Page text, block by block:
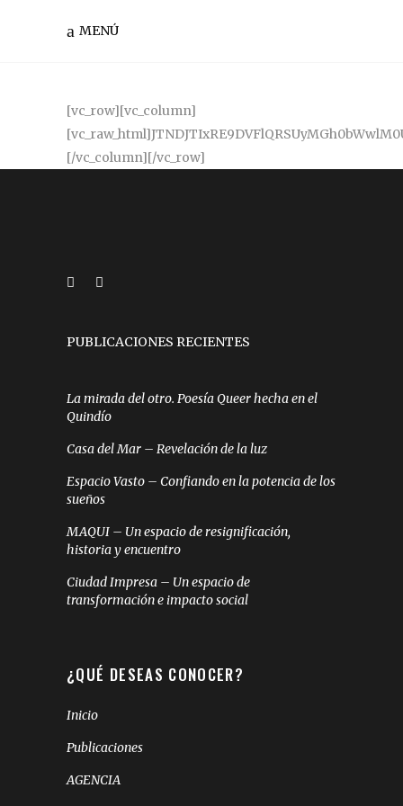
MENÚ
[vc_row][vc_column][vc_raw_html]JTNDJTIxRE9DVFlQRSUyMGh0bWwlM0UlMEElM0NodG1sJTIwbGFuZyUzRCUyMmVzJTIyJTNFJTBBJTBBJTNDaGVhZCUzRSUwQSUyMCUyMCUzQ21ldGElMjBjaGFyc2V0JTNEJTIydXRmLTglMjIlM0UlMEElMjAlMjAlM0NtZXRhJTIwaHR0cC1lcXVpdiUzRCUyMlgtVUEtQ29tcGF0aWJsZSUyMiUyMGNvbnRlbnQlM0QlMjJJRSUzRGVkZ2UlMjIlM0UlMEElMjAlMjAlM0NtZXRhJTIwbmFtZSUzRCUyMnZpZXdwb3J0JTIyJTIwY29udGVudCUzRCUyMndpZHRoJTNEZGV2aWNlLXdpZHRoJTJDJTIwaW5pdGlhbC1zY2FsZSUzRDElMjIlM0UlMEElMjAlMjAlM0MlMjEtLSUyMFRoZSUyMGFib3ZlJTIwMyUyMG1ldGElMjB0YWdzJTIwJTJBbXVzdCUyQSUyMGNvbWUlMjBmaXJzdCUyMGluJTIwdGhlJTIwaGVhZCUzQiUyMGFueSUyMG90aGVyJTIwaGVhZCUyMGNvbnRlbnQlMjBtdXN0JTIwY29tZSUyMCUyQWFmdGVyJTJBJTIwdGhlc2UlMjB0YWdzJTIwLS0lM0UlMEElMjAlMjAlM0N0aXRsZSUzRUZvcm11bGFyaW8lMjBQcnVlYmFzJTIwUmVzcHVlc3RhJTNDJTJGdGl0bGUlM0UlMEElMjAlMjAlM0MlMjEtLSUyMEJvb3RzdHJhcCUyMC0tJTNFJTBBJTIwJTIwJTNDbGluayUyMGhyZWYlM0QlMjJodHRwcyUzQSUyRiUyRm1heGNkbi5ib290c3RyYXBjZG4uY29tJTJGYm9vdHN0cmFwJTJGMy4zLjclMkZjc3MlMkZib290c3RyYXAubWluLmNzcyUyMiUyMHJlbCUzRCUyMnN0eWxlc2hlZXQlMjIlM0UlMEElMjAlMjAlM0NsaW5rJTIwaHJlZiUzRCUyMmh0dHBzJTNBJTJGJTJGbWF4Y2RuLmJvb3RzdHJhcGNkbi5jb20lMkZmb250LWF3ZXNvbWUlMkY0LjcuMCUyRmNzcyUyRmZvbnQtYXdlc29tZS5taW4uY3NzJTIyJTIwcmVsJTNEJTIyc3R5bGVzaGVldCUyMiUzRSUwQSUyMCUyMCUzQyUyMS0tJTIwSFRNTDUlMjBzaGltJTIwYW5kJTIwUmVzcG9uZC5qcyUyMGZvciUyMElFOCUyMHN1cHBvcnQlMjBvZiUyMEhUTUw1JTIwZWxlbWVudHMlMjBhbmQlMjBtZWRpYSUyMHF1ZXJpZXMlMjAtLSUzRSUwQSUyMCUyMCUzQyUyMS0tJTIwV0FSTklORyUzQSUyMFJlc3BvbmQuanMlMjBkb2VzbiUyN3QlMjB3b3JrJTIwaWYlMjB5b3UlMjB2aWV3JTIwdGhlJTIwcGFnZSUyMHZpYSUyMGZpbGUlM0ElMkYlMkYlMjAtLSUzRSUwQSUyMCUyMCUzQyUyMS0tJTVCaWYlMjBsdCUyMElFJTIwOSU1RCUzRSUwQSUyMCUyMCUzQ3NjcmlwdCUyMHNyYyUzRCUyMmh0dHBzJTNBJTJGJTJGb3NzLm1heGNkbi5jb20lMkZodG1sNXNoaXYlMkYzLjcuMiUyRmh0bWw1c2hpdi5taW4uanMlMjIlM0UlM0MlMkZzY3JpcHQlM0UlMEElMjAlMjAlM0NzY3JpcHQlMjBzcmMlM0QlMjJodHRwcyUzQSUyRiUyRm9zcy5tYXhjZG4uY29tJTJGcmVzcG9uZCUyRjEuNC4yJTJGcmVzcG9uZC5taW4uanMlMjIlM0UlM0MlMkZzY3JpcHQlM0UlMEElMjAlMjAlM0MlMjElNUJlbmRpZiU1RC0tJTNFJTBBJTNDJTJGaGVhZCUzRSUwQSUwQSUzQ2JvZHklM0UlMEElMjAlMjAlM0NoZWFkZXIlMjBpZCUzRCUyMm1haW4taGVhZGVyJTIyJTIwc3R5bGUlM0QlMjJtYXJnaW4tdG9wJTNBMjBweCUyMiUzRSUwQSUyMCUyMCUyMCUyMCUzQ2RpdiUyMGNsYXNzJTNEJTIycm93JTIyJTNFJTBBJTIwJTIwJTIwJTIwJTIwJTIwJTNDZGl2JTIwY2xhc3MlM0QlMjJjb2wtbGctMTIlMjBmcmFuamElMjIlM0UlMEElMjAlMjAlMjAlMjAlMjAlMjAlMjAlMjAlM0NpbWclMjBjbGFzcyUzRCUyMmNlbnRlci1ibG9jayUyMiUyMHNyYyUzRCUyMmh0dHBzJTNBJTJGJTJGYXJjaGl2by5sYWFhby5jb20lMkZ3cC1jb250ZW50JTJGdXBsb2FkcyUyRjIwMjMlMkYwNCUyRkxvZ28tZmluYWwtTEFBQU8tMjAyMi0yLnBuZyUyMiUyMHN0eWxlJTNEJTIyJTIyJTNFJTBBJTIwJTIwJTIwJTIwJTIwJTIwJTNDJTJGZGl2JTNFJTBBJTIwJTIwJTIwJTIwJTNDJTJGZGl2JTNFJTBBJTIwJTIwJTNDJTJGaGVhZGVyJTNFJTBBJTIwJTIwJTNDZGl2JTIwY2xhc3MlM0QlMjJjb250YWluZXIlMjIlM0UlMEElMjAlMjAlMjAlMjAlM0NkaXYlMjBjbGFzcyUzRCUyMnJvdyUyMiUyMHN0eWxlJTNEJTIybWFyZ2luLXRvcCUzQTIwcHglMjIlM0UlMEElMjAlMjAlMjAlMjAlMjAlMjAlM0NkaXYlMjBjbGFzcyUzRCUyMmNvbC1sZy04JTIwY29sLWxnLW9mZnNldC0yJTIwJTIyJTNFJTBBJTIwJTIwJTIwJTIwJTIwJTIwJTIwJTIwJTNDaDQlMjBzdHlsZSUzRCUyMnRleHQtYWxpZ24lM0FsZWZ0JTIyJTNFJTIwUmVzcHVlc3RhJTIwZGUlMjBsYSUyMFRyYW5zYWNjaSVDMyVCM24lMjAlM0MlMkZoNCUzRSUwQSUyMCUyMCUyMCUyMCUyMCUyMCUyMCUyMCUzQ2hyJTNFJTBBJTIwJTIwJTIwJTIwJTIwJTIwJTNDJTJGZGl2JTNFJTBBJTIwJTIwJTIwJTIwJTIwJTIwJTNDZGl2JTIwY2xhc3MlM0QlMjJjb2wtbGctOCUyMGNvbC1sZy1vZmZzZXQtMiUyMCUyMiUzRSUwQSUyMCUyMCUyMCUyMCUyMCUyMCUyMCUyMCUzQ2RpdiUyMGNsYXNzJTNEJTIydGFibGUtcmVzcG9uc2l2ZSUyMiUzRSUwQSUyMCUyMCUyMCUyMCUyMCUyMCUyMCUyMCUyMCUyMCUzQ3RhYmxlJTIwY2xhc3MlM0QlMjJ0YWJsZSUyMHRhYmxlLWJvcmRlcmVkJTIyJTNFJTBBJTIwJTIwJTIwJTIwJTIwJTIwJTIwJTIwJTIwJTIwJTIwJTIwJTNDdGJvZHklM0UlMEElMjAlMjAlMjAlMjAlMjAlMjAlMjAlMjAlMjAlMjAlMjAlMjAlMjAlMjAlM0N0ciUzRSUwQSUyMCUyMCUyMCUyMCUyMCUyMCUyMCUyMCUyMCUyMCUyMCUyMCUyMCUyMCUyMCUyMCUzQ3RkJTNFUmVmZXJlbmNpYSUzQyUyRnRkJTNFJTBBJTIwJTIwJTIwJTIwJTIwJTIwJTIwJTIwJTIwJTIwJTIwJTIwJTIwJTIwJTIwJTIwJTNDdGQlMjBpZCUzRCUyMnJlZmVyZW5jaWElMjIlM0UlM0MlMkZ0ZCUzRSUwQSUyMCUyMCUyMCUyMCUyMCUyMCUyMCUyMCUyMCUyMCUyMCUyMCUyMCUyMCUzQyUyRnRyJTNFJTBBJTIwJTIwJTIwJTIwJTIwJTIwJTIwJTIwJTIwJTIwJTIwJTIwJTIwJTIwJTNDdHIlM0UlMEElMjAlMjAlMjAlMjAlMjAlMjAlMjAlMjAlMjAlMjAlMjAlMjAlMjAlMjAlMjAlMjAlM0N0ZCUyMGNsYXNzJTNEJTIyYm9sZCUyMiUzRUZlY2hhJTNDJTJGdGQlM0UlMEElMjAlMjAlMjAlMjAlMjAlMjAlMjAlMjAlMjAlMjAlMjAlMjAlMjAlMjAlMjAlMjAlM0N0ZCUyMGlkJTNEJTIyZmVjaGElMjIlMjBjbGFzcyUzRCUyMiUyMiUzRSUzQyUyRnRkJTNFJTBBJTIwJTIwJTIwJTIwJTIwJTIwJTIwJTIwJTIwJTIwJTIwJTIwJTIwJTIwJTNDJTJGdHIlM0UlMEElMjAlMjAlMjAlMjAlMjAlMjAlMjAlMjAlMjAlMjAlMjAlMjAlMjAlMjAlM0N0ciUzRSUwQSUyMCUyMCUyMCUyMCUyMCUyMCUyMCUyMCUyMCUyMCUyMCUyMCUyMCUyMCUyMCUyMCUzQ3RkJTNFUmVzcHVlc3RhJTNDJTJGdGQlM0UlMEElMjAlMjAlMjAlMjAlMjAlMjAlMjAlMjAlMjAlMjAlMjAlMjAlMjAlMjAlMjAlMjAlM0N0ZCUyMGlkJTNEJTIycmVzcHVlc3RhJTIyJTNFJTNDJTJGdGQlM0UlMEElMjAlMjAlMjAlMjAlMjAlMjAlMjAlMjAlMjAlMjAlMjAlMjAlMjAlMjAlM0MlMkZ0ciUzRSUwQSUyMCUyMCUyMCUyMCUyMCUyMCUyMCUyMCUyMCUyMCUyMCUyMCUyMCUyMCUzQ3RyJTNFJTBBJTIwJTIwJTIwJTIwJTIwJTIwJTIwJTIwJTIwJTIwJTIwJTIwJTIwJTIwJTIwJTIwJTNDdGQlM0VNb3Rpdm8lM0MlMkZ0ZCUzRSUwQSUyMCUyMCUyMCUyMCUyMCUyMCUyMCUyMCUyMCUyMCUyMCUyMCUyMCUyMCUyMCUyMCUzQ3RkJTIwaWQlM0QlMjJtb3Rpdm8lMjIlM0UlM0MlMkZ0ZCUzRSUwQSUyMCUyMCUyMCUyMCUyMCUyMCUyMCUyMCUyMCUyMCUyMCUyMCUyMCUyMCUzQyUyRnRyJTNFJTBBJTIwJTIwJTIwJTIwJTIwJTIwJTIwJTIwJTIwJTIwJTIwJTIwJTIwJTIwJTNDdHIlM0UlMEElMjAlMjAlMjAlMjAlMjAlMjAlMjAlMjAlMjAlMjAlMjAlMjAlMjAlMjAlMjAlMjAlM0N0ZCUyMGNsYXNzJTNEJTIyYm9sZCUyMiUzRUJhbmNvJTNDJTJGdGQlM0UlMEElMjAlMjAlMjAlMjAlMjAlMjAlMjAlMjAlMjAlMjAlMjAlMjAlMjAlMjAlMjAlMjAlM0N0ZCUyMGNsYXNzJTNEJTIyJTIyJTIwaWQlM0QlMjJiYW5jbyUyMiUzRSUwQSUyMCUyMCUyMCUyMCUyMCUyMCUyMCUyMCUyMCUyMCUyMCUyMCUyMCUyMCUzQyUyRnRyJTNFJTBBJTIwJTIwJTIwJTIwJTIwJTIwJTIwJTIwJTIwJTIwJTIwJTIwJTIwJTIwJTNDdHIlM0UlMEElMjAlMjAlMjAlMjAlMjAlMjAlMjAlMjAlMjAlMjAlMjAlMjAlMjAlMjAlMjAlMjAlM0N0ZCUyMGNsYXNzJTNEJTIyYm9sZCUyMiUzRVJlY2libyUzQyUyRnRkJTNFJTBBJTIwJTIwJTIwJTIwJTIwJTIwJTIwJTIwJTIwJTIwJTIwJTIwJTIwJTIwJTIwJTIwJTNDdGQlMjBpZCUzRCUyMnJlY2libyUyMiUzRSUzQyUyRnRkJTNFJTBBJTIwJTIwJTIwJTIwJTIwJTIwJTIwJTIwJTIwJTIwJTIwJTIwJTIwJTIwJTNDJTJGdHIlM0UlMEElMjAlMjAlMjAlMjAlMjAlMjAlMjAlMjAlMjAlMjAlMjAlMjAlMjAlMjAlM0N0ciUzRSUwQSUyMCUyMCUyMCUyMCUyMCUyMCUyMCUyMCUyMCUyMCUyMCUyMCUyMCUyMCUyMCUyMCUzQ3RkJTIwY2xhc3MlM0QlMjJib2xkJTIyJTNFVG90YWwlM0MlMkZ0ZCUzRSUwQSUyMCUyMCUyMCUyMCUyMCUyMCUyMCUyMCUyMCUyMCUyMCUyMCUyMCUyMCUyMCUyMCUzQ3RkJTIwY2xhc3MlM0QlMjIlMjIlMjBpZCUzRCUyMnRvdGFsJTIyJTNFJTBBJTIwJTIwJTIwJTIwJTIwJTIwJTIwJTIwJTIwJTIwJTIwJTIwJTIwJTIwJTIwJTIwJTNDJTJGdGQlM0UlMEElMjAlMjAlMjAlMjAlMjAlMjAlMjAlMjAlMjAlMjAlMjAlMjAlMjAlMjAlM0MlMkZ0ciUzRSUwQSUyMCUyMCUyMCUyMCUyMCUyMCUyMCUyMCUyMCUyMCUyMCUyMCUzQyUyRnRib2R5JTNFJTBBJTIwJTIwJTIwJTIwJTIwJTIwJTIwJTIwJTIwJTIwJTNDJTJGdGFibGUlM0UlMEElMjAlMjAlMjAlMjAlMjAlMjAlMjAlMjAlM0MlMkZkaXYlM0UlMEElMjAlMjAlMjAlMjAlMjAlMjAlM0MlMkZkaXYlM0UlMEElMjAlMjAlMjAlMjAlM0MlMkZkaXYlM0UlMEElMjAlMjAlM0MlMkZkaXYlM0UlMEElMjAlMjAlM0Nmb290ZXIlM0UlMEElMjAlMjAlMjAlMjAlM0NkaXYlMjBjbGFzcyUzRCUyMnJvdyUyMiUzRSUwQSUyMCUyMCUyMCUyMCUyMCUyMCUzQ2RpdiUyMGNsYXNzJTNEJTIyY29udGFpbmVyJTIyJTNFJTBBJTIwJTIwJTIwJTIwJTIwJTIwJTIwJTIwJTNDZGl2JTIwY2xhc3MlM0QlMjJjb2wtbGctOCUyMGNvbC1sZy1vZmZzZXQtMiUyMiUzRSUwQSUyMCUyMCUyMCUyMCUyMCUyMCUyMCUyMCUyMCUyMCUzQ2ltZyUyMHNyYyUzRCUyMmh0dHBzJTNBJTJGJTJGMzY5OTY5NjkxZjQ3NjA3MzUwOGEtNjBiZjA4NjdhZGQ5NzE5MDhkNGYyNmE2NDUxOWMyYWEuc3NsLmNmNS5yYWNrY2RuLmNvbSUyRmJ0bnMlMkZlcGF5Y28lMkZwYWdvc19wcm9jZXNhZG9zX3Bvcl9lcGF5Y29fMjYwcHgucG5nJTIyJTIwc3R5bGUlM0QlMjJtYXJnaW4tdG9wJTNBMTBweCUzQiUyMGZsb2F0JTNBbGVmdCUyMiUzRSUyMCUzQ2ltZyUyMHNyYyUzRCUyMmh0dHBzJTNBJTJGJTJGMzY5OTY5NjkxZjQ3NjA3MzUwOGEtNjBiZjA4NjdhZGQ5NzE5MDhkNGYyNmE2NDUxOWMyYWEuc3NsLmNmNS5yYWNrY2RuLmNvbSUyRmJ0bnMlMkZlcGF5Y28lMkZjcmVkaWJhbmNvbG9nby5wbmclMjIlMEElMjAlMjAlMjAlMjAlMjAlMjAlMjAlMjAlMjAlMjAlMjAlMjBoZWlnaHQlM0QlMjI0MHB4JTIyJTIwc3R5bGUlM0QlMjJtYXJnaW4tdG9wJTNBMTBweCUzQiUyMGZsb2F0JTNBcmlnaHQlMjIlM0UlMEElMjAlMjAlMjAlMjAlMjAlMjAlMjAlMjAlM0MlMkZkaXYlM0UlMEElMjAlMjAlMjAlMjAlMjAlMjAlM0MlMkZkaXYlM0UlMEElMjAlMjAlMjAlMjAlM0MlMkZkaXYlM0UlMEElMjAlMjAlM0MlMkZmb290ZXIlM0UlMEElMjAlMjAlM0MlMjEtLSUyMGpRdWVyeSUyMCUyOG5lY2Vzc2FyeSUyMGZvciUyMEJvb3RzdHJhcCUyN3MlMjBKYXZhU2NyaXB0JTIwcGx1Z2lucyUyOSUyMC0tJTNFJTBBJTIwJTIwJTNDc2NyaXB0JTIwc3JjJTNEJTIyaHR0cHMlM0ElMkYlMkZjZG5qcy5jbG91ZGZsYXJlLmNvbSUyRmFqYXglMkZsaWJzJTJGanF1ZXJ5JTJGMy4xLjElMkZqcXVlcnkuanMlMjIlM0UlM0MlMkZzY3JpcHQlM0UlMEElMjAlMjAlM0MlMjEtLSUyMEluY2x1ZGUlMjBhbGwlMjBjb21waWxlZCUyMHBsdWdpbnMlMjAlMjhiZWxvdyUyOSUyQyUyMG9yJTIwaW5jbHVkZSUyMGluZGl2aWR1YWwlMjBmaWxlcyUyMGFzJTIwbmVlZGVkJTIwLS0lM0UlMEElMjAlMjAlM0NzY3JpcHQlMjBzcmMlM0QlMjJodHRwcyUzQSUyRiUyRm1heGNkbi5ib290c3RyYXBjZG4uY29tJTJGYm9vdHN0cmFwJTJGMy4zLjclMkZqcyUyRmJvb3RzdHJhcC5taW4uanMlMjIlM0UlM0MlMkZzY3JpcHQlM0UlMEElMjAlMjAlM0NzY3JpcHQlM0UlMEElMjAlMjAlMjAlMjBmdW5jdGlvbiUyMGdldFF1ZXJ5UGFyYW0lMjhwYXJhbSUyOSUyMCU3QiUwQSUyMCUyMCUyMCUyMCUyMCUyMGxvY2F0aW9uLnNlYXJjaC5zdWJzdHIlMjgxJTI5JTBBJTIwJTIwJTIwJTIwJTIwJTIwJTIwJTIwLnNwbGl0JTI4JTIyJTI2JTIyJTI5JTBBJTIwJTIwJTIwJTIwJTIwJTIwJTIwJTIwLnNvbWUlMjhmdW5jdGlvbiUyOGl0ZW0lMjklMjAlN0IlMjAlMkYlMkYlMjByZXR1cm5zJTIwZmlyc3QlMjBvY2N1cmVuY2UlMjBhbmQlMjBzdG9wcyUwQSUyMCUyMCUyMCUyMCUyMCUyMCUyMCUyMCUyMCUyMHJldHVybiUyMGl0ZW0uc3BsaXQlMjglMjIlM0QlMjIlMjklNUIwJTVEJTIwJTNEJTNEJTIwcGFyYW0lMjAlMjYlMjYlMjAlMjhwYXJhbSUyMCUzRCUyMGl0ZW0uc3BsaXQlMjglMjIlM0QlMjIlMjklNUIxJTVEJTI5JTBBJTIwJTIwJTIwJTIwJTIwJTIwJTIwJTIwJTdEJTI5JTBBJTIwJTIwJTIwJTIwJTIwJTIwcmV0dXJuJTIwcGFyYW0lMEElMjAlMjAlMjAlMjAlN0QlMEElMjAlMjAlMjAlMjAlMjQlMjhkb2N1bWVudCUyOS5yZWFkeSUyOGZ1bmN0aW9uJTI4JTI5JTIwJTdCJTBBJTIwJTIwJTIwJTIwJTIwJTIwJTJGJTJGbGxhdmUlMjBwdWJsaWNhJTIwZGVsJTIwY29tZXJjaW8lMEElMEElMjAlMjAlMjAlMjAlMjAlMjAlMkYlMkZSZWZlcmVuY2lhJTIwZGUlMjBwYXljbyUyMHF1ZSUyMHZpZW5lJTIwcG9yJTIwdXJsJTBBJTIwJTIwJTIwJTIwJTIwJTIwdmFyJTIwcmVmX3BheWNvJTIwJTNEJTIwZ2V0UXVlcnlQYXJhbSUyOCUyN3JlZl9wYXljbyUyNyUyOSUzQiUwQSUyMCUyMCUyMCUyMCUyMCUyMCUyRiUyRlVybCUyMFJlc3QlMjBNZXRvZG8lMjBnZXQlMkMlMjBzZSUyMHBhc2ElMjBsYSUyMGxsYXZlJTIweSUyMGxhJTIwcmVmX3BheWNvJTIwY29tbyUyMHBhcmVtZXRybyUwQSUyMCUyMCUyMCUyMCUyMCUyMHZhciUyMHVybGFwcCUyMCUzRCUyMCUyMmh0dHBzJTNBJTJGJTJGc2VjdXJlLmVwYXljby5jbyUyRnZhbGlkYXRpb24lMkZ2MSUyRnJlZmVyZW5jZSUyRiUyMiUyMCUyQiUyMHJlZl9wYXljbyUzQiUwQSUwQSUyMCUyMCUyMCUyMCUyMCUyMCUyNC5nZXQlMjh1cmxhcHAlMkMlMjBmdW5jdGlvbiUyOHJlc3BvbnNlJTI5JTIwJTdCJTBBJTBBJTBBJTIwJTIwJTIwJTIwJTIwJTIwJTIwJTIwaWYlMjAlMjhyZXNwb25zZS5zdWNjZXNzJTI5JTIwJTdCJTBBJTBBJTIwJTIwJTIwJTIwJTIwJTI
PUBLICACIONES RECIENTES
La mirada del otro. Poesía Queer hecha en el
Quindío
Casa del Mar – Revelación de la luz
Espacio Vasto – Confiando en la potencia de los
sueños
MAQUI – Un espacio de resignificación,
historia y encuentro
Ciudad Impresa – Un espacio de
transformación e impacto social
¿QUÉ DESEAS CONOCER?
Inicio
Publicaciones
AGENCIA